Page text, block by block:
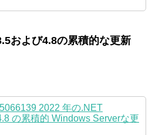
および4.8の累積的な更新
2022 年の.NET
の累積的 Windows Serverな更